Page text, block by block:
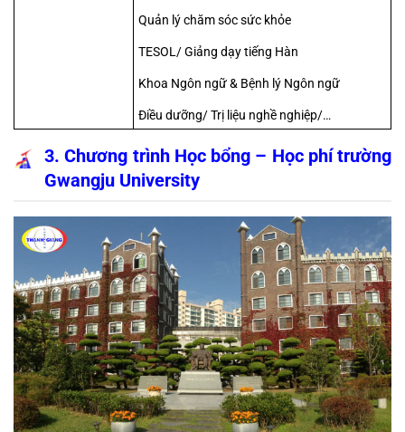
Quản lý chăm sóc sức khỏe
TESOL/ Giảng dạy tiếng Hàn
Khoa Ngôn ngữ & Bệnh lý Ngôn ngữ
Điều dưỡng/ Trị liệu nghề nghiệp/…
3. Chương trình Học bổng – Học phí trường
Gwangju University